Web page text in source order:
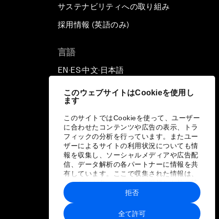
このウェブサイトはCookieを使用し
ます
このサイトではCookieを使って、ユーザー
に合わせたコンテンツや広告の表示、トラ
フィックの分析を行っています。またユー
ザーによるサイトの利用状況についても情
報を収集し、ソーシャルメディアや広告配
信、データ解析の各パートナーに情報を共
有しています。ここで収集された情報は、
ユーザーが各パートナーに提供した他の情
報や各パートナーのサービスを使用した際
に収集された情報と組み合わされ、各パー
トナーによって使用されることがありま
全て許可
拒否
サステナビリティへの取り組み
採用情報 (英語のみ)
言語
EN ▪ ES▪中文▪ 日本語